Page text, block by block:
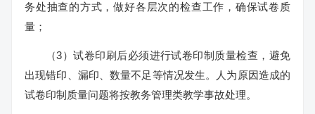
务处抽查的方式，做好各层次的检查工作，确保试卷质
量；
（3）试卷印刷后必须进行试卷印制质量检查，避免
出现错印、漏印、数量不足等情况发生。人为原因造成的
试卷印制质量问题将按教务管理类教学事故处理。